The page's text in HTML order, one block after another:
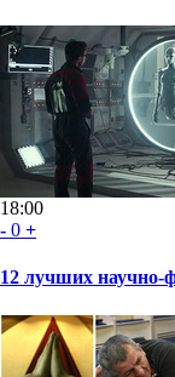
18:00
- 0 +
12 лучших научно-